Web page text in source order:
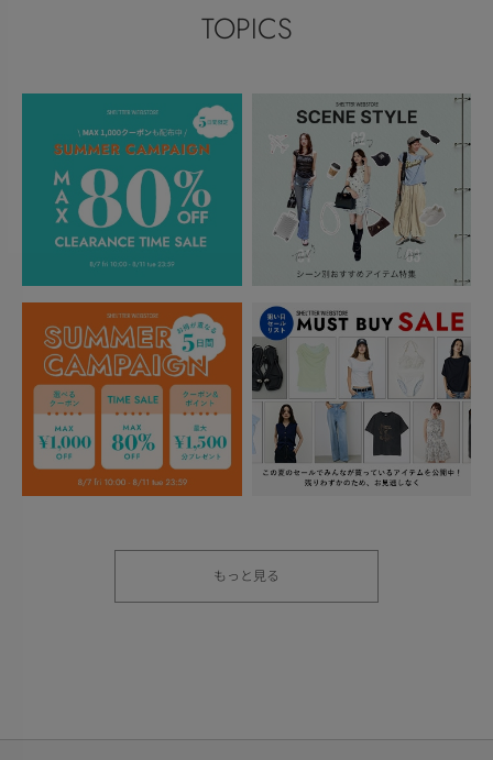
TOPICS
もっと見る